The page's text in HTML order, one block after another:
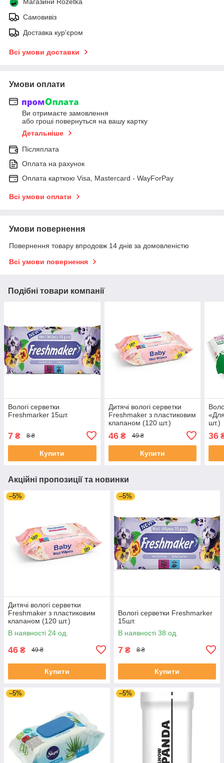
Самовивіз
Доставка кур'єром
Всі умови доставки
Умови оплати
Ви отримаєте замовлення
або гроші повернуться на вашу картку
Детальніше
Післяплата
Оплата на рахунок
Оплата карткою Visa, Mastercard - WayForPay
Всі умови оплати
Умови повернення
Повернення товару впродовж 14 днів за домовленістю
Всі умови повернення
Подібні товари компанії
Вологі серветки
Freshmarker 15шт.
7 ₴ 8 ₴
Купити
Дитячі вологі серветки
Freshmaker з пластиковим
клапаном (120 шт.)
46₴ 49 ₴
Купити
шт.)
36
Акційні пропозиції та новинки
–5%
Дитячі вологі серветки
Freshmaker з пластиковим
клапаном (120 шт.)
В наявності 24 од.
46 ₴ 49 ₴
Купити
–5%
Вологі серветки Freshmarker
15шт.
В наявності 38 од.
7 ₴ 8 ₴
Купити
–5% –5%